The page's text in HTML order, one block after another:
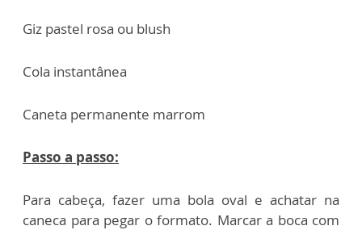
Giz pastel rosa ou blush
Cola instantânea
Caneta permanente marrom
Passo a passo:
Para cabeça, fazer uma bola oval e achatar na
caneca para pegar o formato. Marcar a boca com